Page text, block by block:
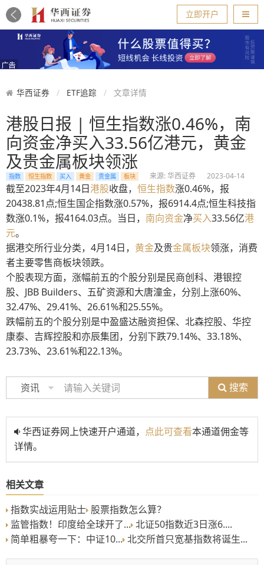
导航
立即开户
华西证券 ETF追踪 文章详情
港股日报 | 恒生指数涨0.46%，南
向资金净买入33.56亿港元，黄金
及贵金属板块领涨
指数 恒生指数 买入 黄金 贵金属 板块 来源: 华西证券 2023-04-14
截至2023年4月14日港股收盘， 恒生指数涨0.46%，报
20438.81点;恒生国企指数涨0.57%，报6914.4点;恒生科技指
数涨0.1%，报4164.03点。当日， 南向资金净买入33.56亿港
元。
据港交所行业分类，4月14日， 黄金及贵金属板块领涨，消费
者主要零售商板块领跌。
个股表现方面，涨幅前五的个股分别是民商创科、港银控
股、JBB Builders、五矿资源和大唐潼金，分别上涨60%、
32.47%、29.41%、26.61%和25.55%。
跌幅前五的个股分别是中盈盛达融资担保、北森控股、华控
康泰、吉辉控股和亦辰集团，分别下跌79.14%、33.18%、
23.73%、23.61%和22.13%。
资讯 搜索
华西证券网上快速开户通道， 点此可查看本通道佣金等
详情。
相关文章
指数实战运用贴士 股票指数怎么算？
监管指数！印度给全球开了... 北证50指数近3日涨6....
简单粗暴夸一下：中证10... 北交所首只宽基指数将诞生...